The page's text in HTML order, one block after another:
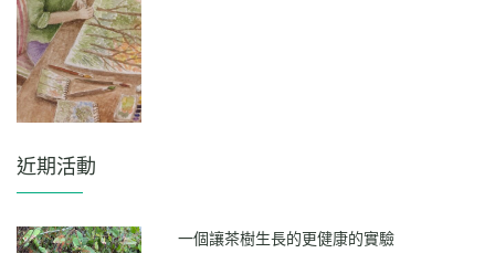
近期活動
一個讓茶樹生長的更健康的實驗